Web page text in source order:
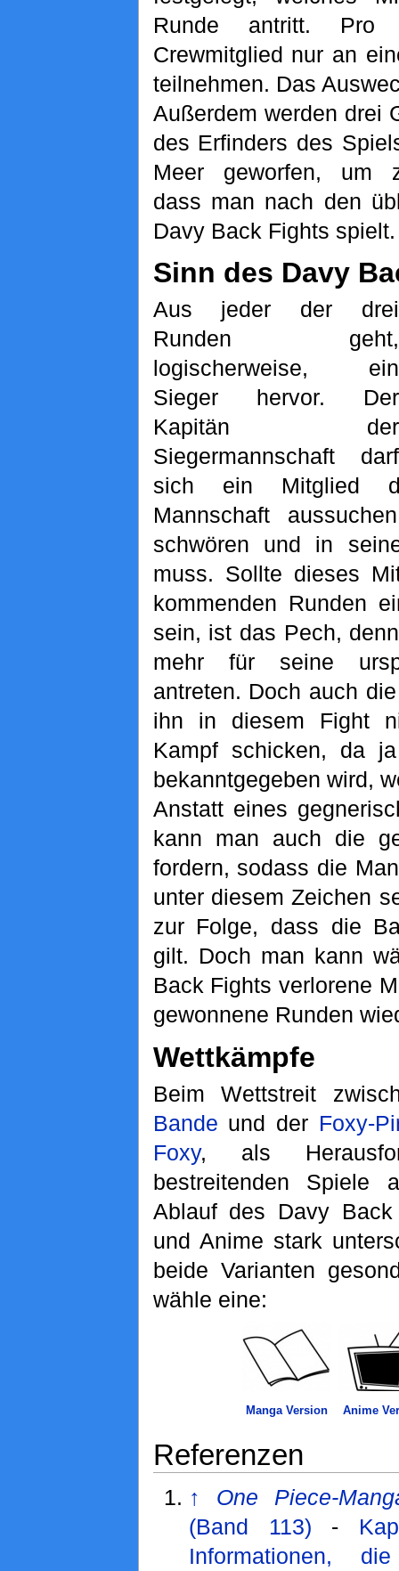
Runde antritt.
Crewmitglied nur an
teilnehmen. Das
Außerdem werden drei
des Erfinders des
Meer geworfen, um
dass man nach den
Davy Back Fights spielt.
Sinn des Davy
Aus jeder der drei
Runden geht,
logischerweise, ein
Sieger hervor. Der
Kapitän der
Siegermannschaft darf
sich ein Mitglied
Mannschaft
schwören und in
muss. Sollte dieses
kommenden Runden
sein, ist das Pech,
mehr für seine
antreten. Doch auch
ihn in diesem Fight
Kampf schicken, da
bekanntgegeben wird,
Anstatt eines
kann man auch die
fordern, sodass die
unter diesem Zeichen
zur Folge, dass die
gilt. Doch man kann
Back Fights verlorene
gewonnene Runden
Wettkämpfe
Beim Wettstreit
Bande und der Foxy-
Foxy, als
bestreitenden Spiele
Ablauf des Davy
und Anime stark
beide Varianten
wähle eine:
Manga Version Anime
Referenzen
↑
One Piece-
(Band 113) -
Informationen,